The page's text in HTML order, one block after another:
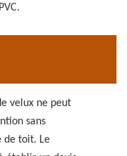
velux ne peut
sans
de toit. Le